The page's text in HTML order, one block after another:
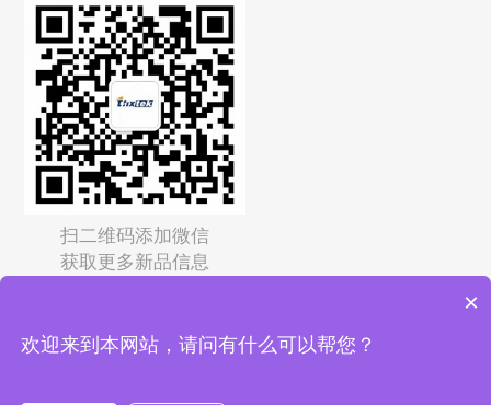
扫二维码添加微信
获取更多新品信息
Copyright © 2026 深圳市天浩旭科技有限公司保留所有权
×
欢迎来到本网站，请问有什么可以帮您？